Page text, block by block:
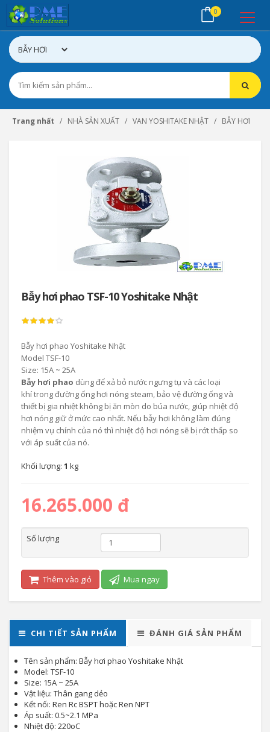
0
Trang nhất NHÀ SẢN XUẤT VAN YOSHITAKE NHẬT BẪY HƠI
Bẫy hơi phao TSF-10 Yoshitake Nhật
Bẫy hơi phao Yoshitake Nhật
Model TSF-10
Size: 15A ~ 25A
Bẫy hơi phao dùng để xả bỏ nước ngưng tụ và các loại
khí trong đường ống hơi nóng steam, bảo vệ đường ống và
thiết bị gia nhiệt không bị ăn mòn do búa nước, giúp nhiệt độ
hơi nóng giữ ở mức cao nhất. Nếu bẫy hơi không làm đúng
nhiệm vụ chính của nó thì nhiệt độ hơi nóng sẽ bị rớt thấp so
với áp suất của nó.
Khối lượng: 1 kg
16.265.000 đ
Số lượng
Thêm vào giỏ Mua ngay
CHI TIẾT SẢN PHẨM ĐÁNH GIÁ SẢN PHẨM
Tên sản phẩm: Bẫy hơi phao Yoshitake Nhật
Model: TSF-10
Size: 15A ~ 25A
Vật liệu: Thân gang dẻo
Kết nối: Ren Rc BSPT hoặc Ren NPT
Áp suất: 0.5~2.1 MPa
Nhiệt độ: 220oC